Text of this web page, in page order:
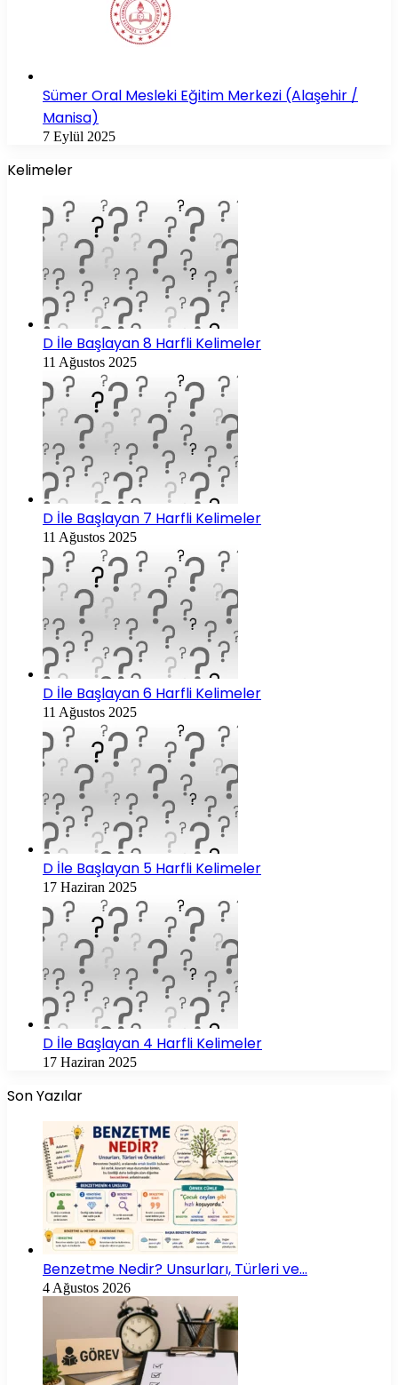
Sümer Oral Mesleki Eğitim Merkezi (Alaşehir /
Manisa)
7 Eylül 2025
Kelimeler
D İle Başlayan 8 Harfli Kelimeler
11 Ağustos 2025
D İle Başlayan 7 Harfli Kelimeler
11 Ağustos 2025
D İle Başlayan 6 Harfli Kelimeler
11 Ağustos 2025
D İle Başlayan 5 Harfli Kelimeler
17 Haziran 2025
D İle Başlayan 4 Harfli Kelimeler
17 Haziran 2025
Son Yazılar
Benzetme Nedir? Unsurları, Türleri ve…
4 Ağustos 2026